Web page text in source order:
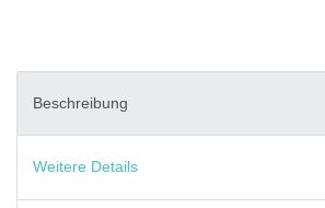
Beschreibung
Weitere Details